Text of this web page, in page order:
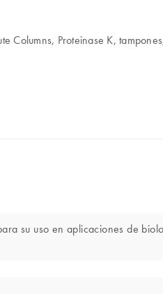
Proteinase K,
su uso en aplicaciones de